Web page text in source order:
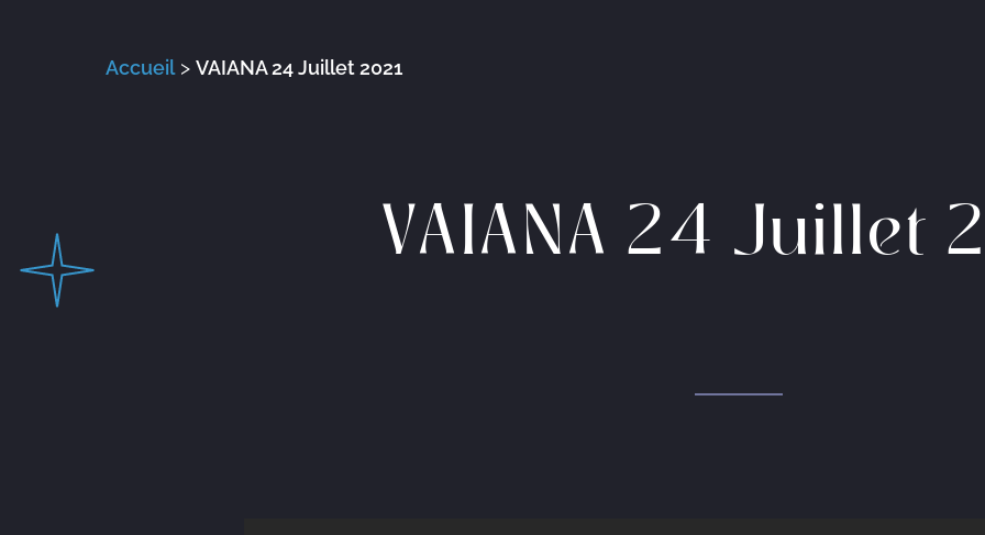
Accueil> VAIANA 24 Juillet 2021
VAIANA 24 Juillet